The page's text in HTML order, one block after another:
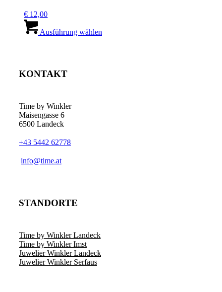
€ 12,00
Ausführung wählen
KONTAKT
Time by Winkler
Maisengasse 6
6500 Landeck
+43 5442 62778
­info@time.at
STANDORTE
Time by Winkler Landeck
Time by Winkler Imst
Juwelier Winkler Landeck
Juwelier Winkler Serfaus